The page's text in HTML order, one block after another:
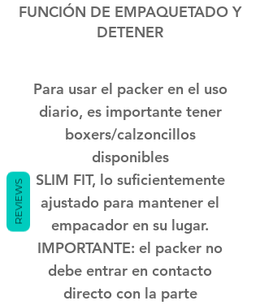
FUNCIÓN DE EMPAQUETADO Y
DETENER
Para usar el packer en el uso
diario, es importante tener
boxers/calzoncillos
disponibles
SLIM FIT, lo suficientemente
ajustado para mantener el
empacador en su lugar.
IMPORTANTE: el packer no
debe entrar en contacto
directo con la parte
REVIEWS